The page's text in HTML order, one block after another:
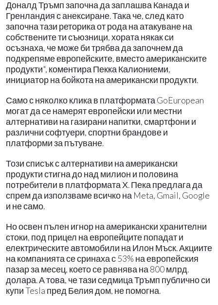
Доналд Тръмп започна да заплашва Канада и
Гренландия с анексиране. Така че, след като
започна тази реторика от рода на атакуване на
собствените ти съюзници, хората някак си
осъзнаха, че може би трябва да започнем да
подкрепяме европейските, вместо американските
продукти", коментира Пекка Калиониеми,
инициатор на бойкота на американски продукти.
Само с няколко клика в платформата GoEuropean
могат да се намерят европейски или местни
алтернативи на газирани напитки, смартфони и
различни софтуери, спортни брандове и
платформи за пътуване.
Този списък с алтернативи на американски
продукти стигна до над милион и половина
потребители в платформата Х. Пека предлага да
спрем да използваме всичко на Meta, Gmail, Google
и не само.
Но освен пълен игнор на американски хранителни
стоки, под прицел на европейците попадат и
електрическите автомобили на Илон Мъск. Акциите
на компанията се сринаха с 53% на европейския
пазар за месец, което се равнява на 800 млрд.
долара. А това, че тази седмица Тръмп публично си
купи Tesla пред Белия дом, не помогна.